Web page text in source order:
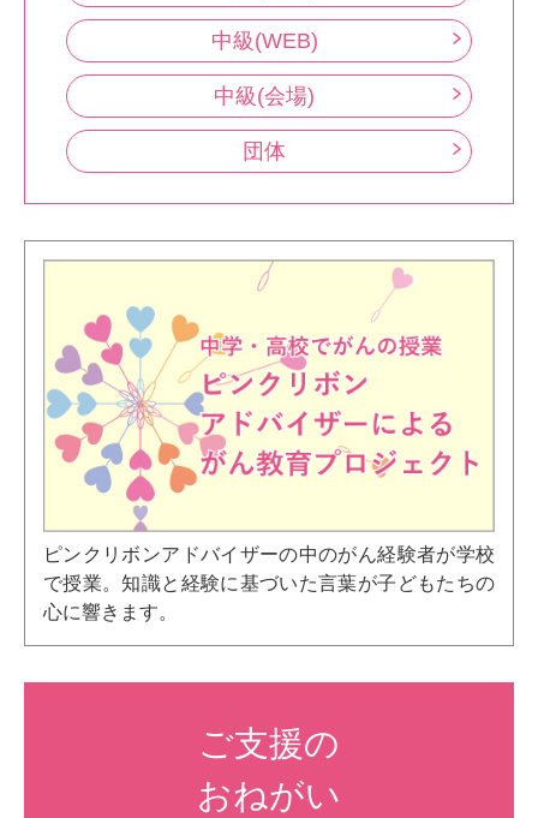
中級(WEB)
中級(会場)
団体
ピンクリボンアドバイザーの中のがん経験者が学校
で授業。知識と経験に基づいた言葉が子どもたちの
心に響きます。
ご支援の
おねがい